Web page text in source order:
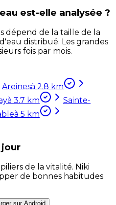
est-elle analysée ?
dépend de la taille de la
distribué. Les grandes
fois par mois.
Areinesà 2.8 km
à 3.7 km
Sainte-
à 5 km
jour
de la vitalité. Niki
de bonnes habitudes
sur Android